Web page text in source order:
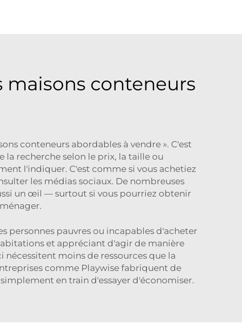
maisons conteneurs
conteneurs abordables à vendre ». C'est
recherche selon le prix, la taille ou
l'indiquer. C'est comme si vous achetiez
les médias sociaux. De nombreuses
un œil — surtout si vous pourriez obtenir
personnes pauvres ou incapables d'acheter
et appréciant d'agir de manière
moins de ressources que la
comme Playwise fabriquent de
en train d'essayer d'économiser.